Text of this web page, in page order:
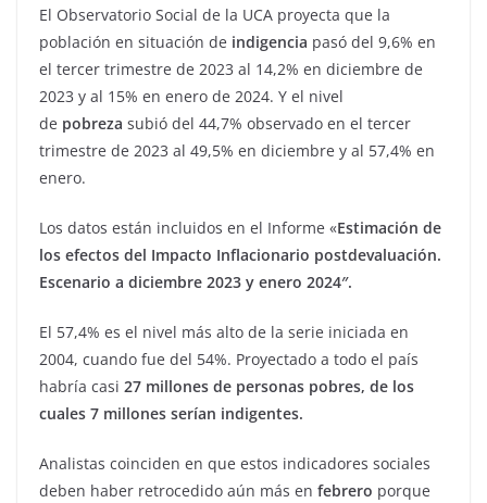
El Observatorio Social de la UCA proyecta que la
población en situación de indigencia pasó del 9,6% en
el tercer trimestre de 2023 al 14,2% en diciembre de
2023 y al 15% en enero de 2024. Y el nivel
de pobreza subió del 44,7% observado en el tercer
trimestre de 2023 al 49,5% en diciembre y al 57,4% en
enero.
Los datos están incluidos en el Informe «Estimación de
los efectos del Impacto Inflacionario postdevaluación.
Escenario a diciembre 2023 y enero 2024″.
El 57,4% es el nivel más alto de la serie iniciada en
2004, cuando fue del 54%. Proyectado a todo el país
habría casi 27 millones de personas pobres, de los
cuales 7 millones serían indigentes.
Analistas coinciden en que estos indicadores sociales
deben haber retrocedido aún más en febrero porque